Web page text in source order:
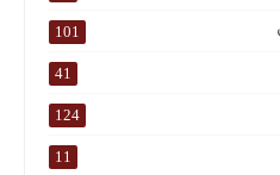
101
41
124
11